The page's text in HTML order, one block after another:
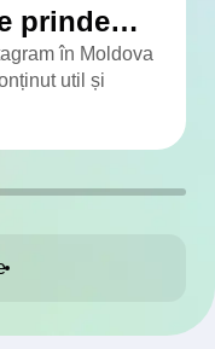
prinde
în Moldova
util și